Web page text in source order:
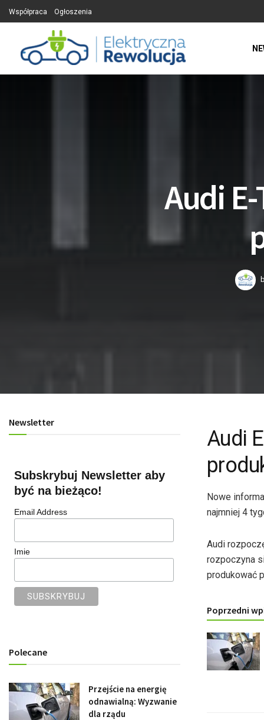
Współpraca Ogłoszenia
Audi
Audi
Nowe
najmniej 4
Audi
rozpoczyna
produkować
Poprzedni
Newsletter
Subskrybuj Newsletter aby
być na bieżąco!
Email Address
Imie
Polecane
Przejście na energię
odnawialną: Wyzwanie
dla rządu